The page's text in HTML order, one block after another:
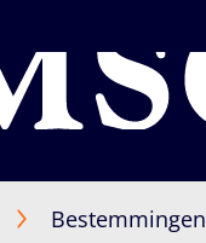
Bestemmingen